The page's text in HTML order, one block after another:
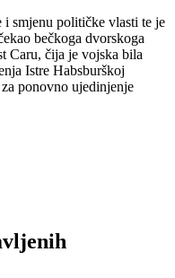
smjenu političke vlasti te je
bečkoga dvorskoga
Caru, čija je vojska bila
Istre Habsburškoj
ponovno ujedinjenje